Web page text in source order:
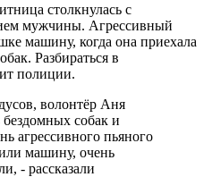
столкнулась с
мужчины. Агрессивный
машину, когда она приехала
Разбираться в
полиции.
волонтёр Аня
собак и
агрессивного пьяного
машину, очень
- рассказали